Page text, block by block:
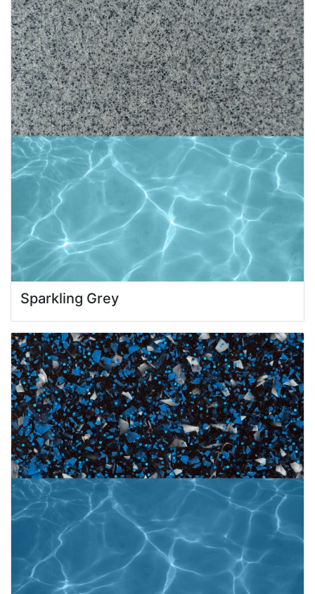
Sparkling Grey